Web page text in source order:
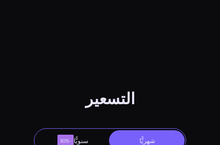
التسعير
شهريًّا سنويًّا -30%